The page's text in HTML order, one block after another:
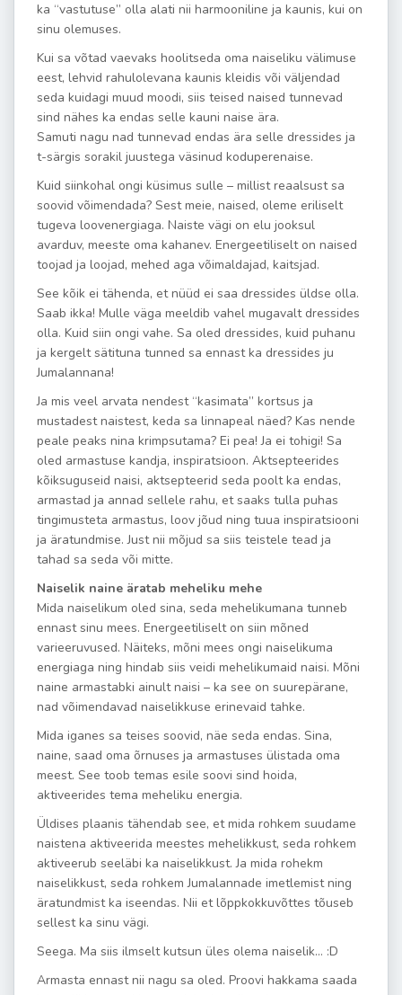
ka “vastutuse” olla alati nii harmooniline ja kaunis, kui on
sinu olemuses.
Kui sa võtad vaevaks hoolitseda oma naiseliku välimuse
eest, lehvid rahulolevana kaunis kleidis või väljendad
seda kuidagi muud moodi, siis teised naised tunnevad
sind nähes ka endas selle kauni naise ära.
Samuti nagu nad tunnevad endas ära selle dressides ja
t-särgis sorakil juustega väsinud koduperenaise.
Kuid siinkohal ongi küsimus sulle – millist reaalsust sa
soovid võimendada? Sest meie, naised, oleme eriliselt
tugeva loovenergiaga. Naiste vägi on elu jooksul
avarduv, meeste oma kahanev. Energeetiliselt on naised
toojad ja loojad, mehed aga võimaldajad, kaitsjad.
See kõik ei tähenda, et nüüd ei saa dressides üldse olla.
Saab ikka! Mulle väga meeldib vahel mugavalt dressides
olla. Kuid siin ongi vahe. Sa oled dressides, kuid puhanu
ja kergelt sätituna tunned sa ennast ka dressides ju
Jumalannana!
Ja mis veel arvata nendest “kasimata” kortsus ja
mustadest naistest, keda sa linnapeal näed? Kas nende
peale peaks nina krimpsutama? Ei pea! Ja ei tohigi! Sa
oled armastuse kandja, inspiratsioon. Aktsepteerides
kõiksuguseid naisi, aktsepteerid seda poolt ka endas,
armastad ja annad sellele rahu, et saaks tulla puhas
tingimusteta armastus, loov jõud ning tuua inspiratsiooni
ja äratundmise. Just nii mõjud sa siis teistele tead ja
tahad sa seda või mitte.
Naiselik naine äratab meheliku mehe
Mida naiselikum oled sina, seda mehelikumana tunneb
ennast sinu mees. Energeetiliselt on siin mõned
varieeruvused. Näiteks, mõni mees ongi naiselikuma
energiaga ning hindab siis veidi mehelikumaid naisi. Mõni
naine armastabki ainult naisi – ka see on suurepärane,
nad võimendavad naiselikkuse erinevaid tahke.
Mida iganes sa teises soovid, näe seda endas. Sina,
naine, saad oma õrnuses ja armastuses ülistada oma
meest. See toob temas esile soovi sind hoida,
aktiveerides tema meheliku energia.
Üldises plaanis tähendab see, et mida rohkem suudame
naistena aktiveerida meestes mehelikkust, seda rohkem
aktiveerub seeläbi ka naiselikkust. Ja mida rohekm
naiselikkust, seda rohkem Jumalannade imetlemist ning
äratundmist ka iseendas. Nii et lõppkokkuvõttes tõuseb
sellest ka sinu vägi.
Seega. Ma siis ilmselt kutsun üles olema naiselik… :D
Armasta ennast nii nagu sa oled. Proovi hakkama saada